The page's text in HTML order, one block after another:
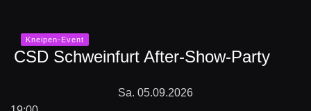
Kneipen-Event
CSD Schweinfurt After-Show-Party
Sa. 05.09.2026